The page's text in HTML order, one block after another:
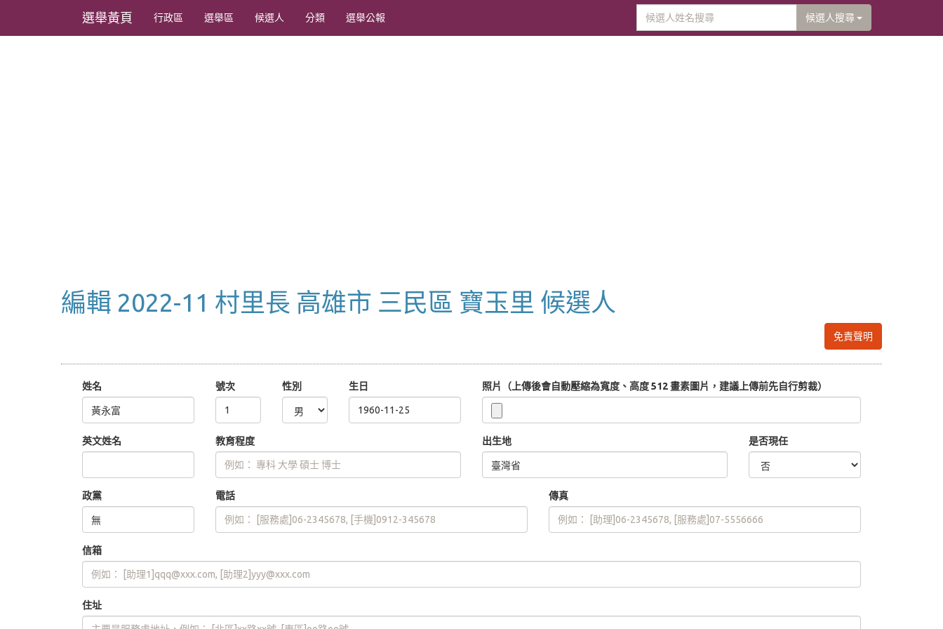
選舉黃頁 行政區 選舉區 候選人 分類 選舉公報 候選人搜尋
編輯 2022-11 村里長 高雄市 三民區 寶玉里 候選人
免責聲明
姓名 號次 性別 生日 照片（上傳後會自動壓縮為寬度、高度 512 畫素圖片，建議上傳前先自行剪裁）
英文姓名 教育程度 出生地 是否現任
政黨 電話 傳真
信箱
住址